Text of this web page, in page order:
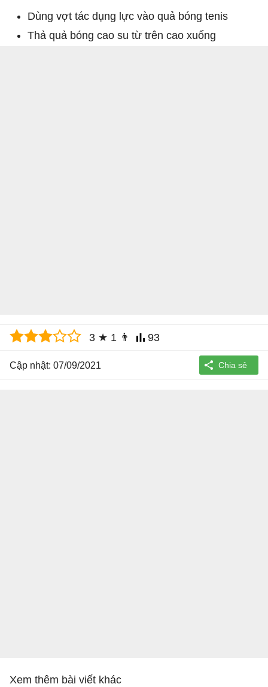
Dùng vợt tác dụng lực vào quả bóng tenis
Thả quả bóng cao su từ trên cao xuống
3 ★ 1 👨 93
Cập nhật: 07/09/2021
Xem thêm bài viết khác